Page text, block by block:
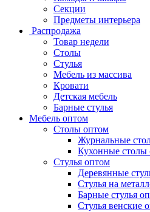
Секции
Предметы интерьера
Распродажа
Товар недели
Столы
Стулья
Мебель из массива
Кровати
Детская мебель
Барные стулья
Мебель оптом
Столы оптом
Журнальные
Кухонные столы
Стулья оптом
Деревянные
Стулья на
Барные стулья
Стулья венские